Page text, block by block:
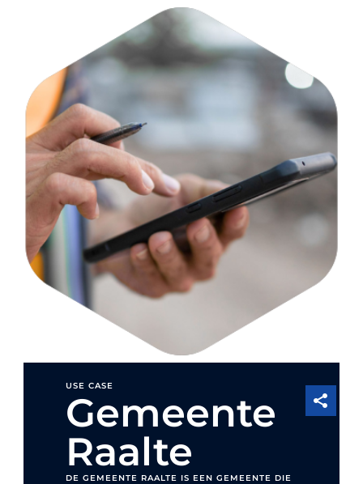
USE CASE
Gemeente
Raalte
DE GEMEENTE RAALTE IS EEN GEMEENTE DIE